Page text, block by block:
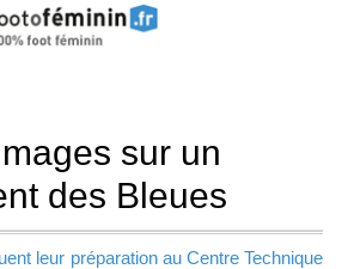
sur un
des Bleues
leur préparation au Centre Technique